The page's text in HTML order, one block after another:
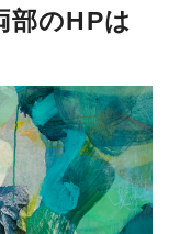
部のHPは